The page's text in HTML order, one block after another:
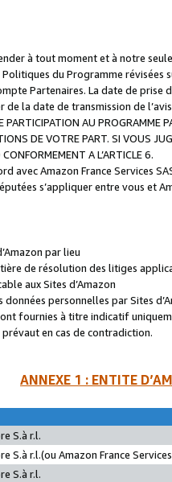
à tout moment et à notre
du Programme
Partenaires. La date de
de la date de transmission de
AU PROGRAMME
DE VOTRE PART. SI VOUS
A L’ARTICLE 6.
avec Amazon France Services
s’appliquer entre vous et
par lieu
de résolution des litiges
aux Sites d’Amazon
personnelles par Sites
fournies à titre indicatif
en cas de contradiction.
ANNEXE 1 : ENTITE
S.à r.l.
S.à r.l.(ou Amazon France
S.à r.l.